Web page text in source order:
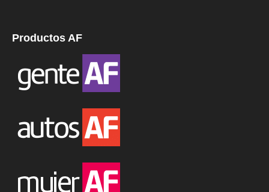
Productos AF